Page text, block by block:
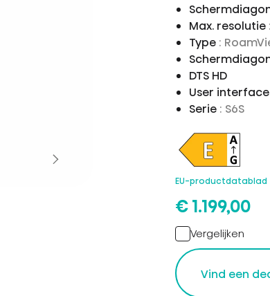
Max. resolutie
Type :
DTS HD
User
Serie : S6S
EU-productdatablad
€ 1.199,00
Vergelijken
Vind een